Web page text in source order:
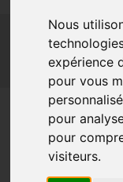
Nous
expérience
pour vous
pour
pour
visiteurs.
Actualités
Les
Les obligations
Les obligations
Le
HCRD